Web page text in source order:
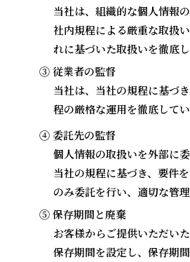
当社は、組織的な個人情報の
社内規程による厳重な取扱
れに基づいた取扱いを徹底し
③ 従業者の監督
当社は、当社の規程に基づ
程の厳格な運用を徹底してい
④ 委託先の監督
個人情報の取扱いを外部に委
当社の規程に基づき、要件
のみ委託を行い、適切な管理
⑤ 保存期間と廃棄
お客様からご提供いただいた
保存期間を設定し、保存期